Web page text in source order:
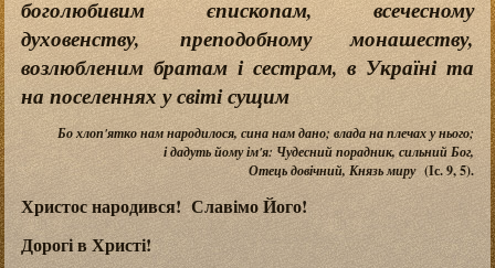
боголюбивим єпископам, всечесному
духовенству, преподобному монашеству,
возлюбленим братам і сестрам, в Україні та
на поселеннях у світі сущим
Бо хлоп'ятко нам народилося, сина нам дано; влада на плечах у нього;
і дадуть йому ім'я: Чудесний порадник, сильний Бог,
Отець довічний, Князь миру (Іс. 9, 5).
Христос народився! Славімо Його!
Дорогі в Христі!